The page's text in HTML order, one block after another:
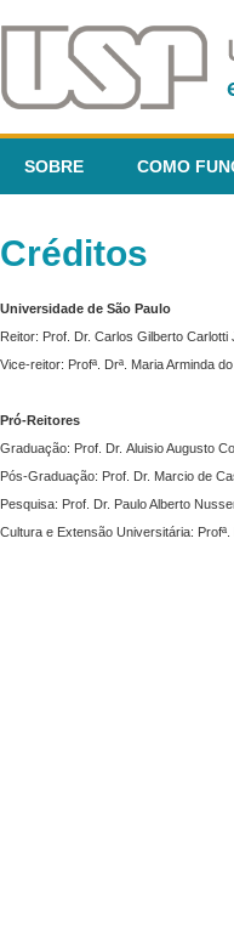
SOBRE COMO
Créditos
Universidade de São Paulo
Reitor: Prof. Dr. Carlos Gilberto Carlotti
Vice-reitor: Profª. Drª. Maria Arminda
Pró-Reitores
Graduação: Prof. Dr. Aluisio Augusto
Pós-Graduação: Prof. Dr. Marcio de
Pesquisa: Prof. Dr. Paulo Alberto
Cultura e Extensão Universitária: